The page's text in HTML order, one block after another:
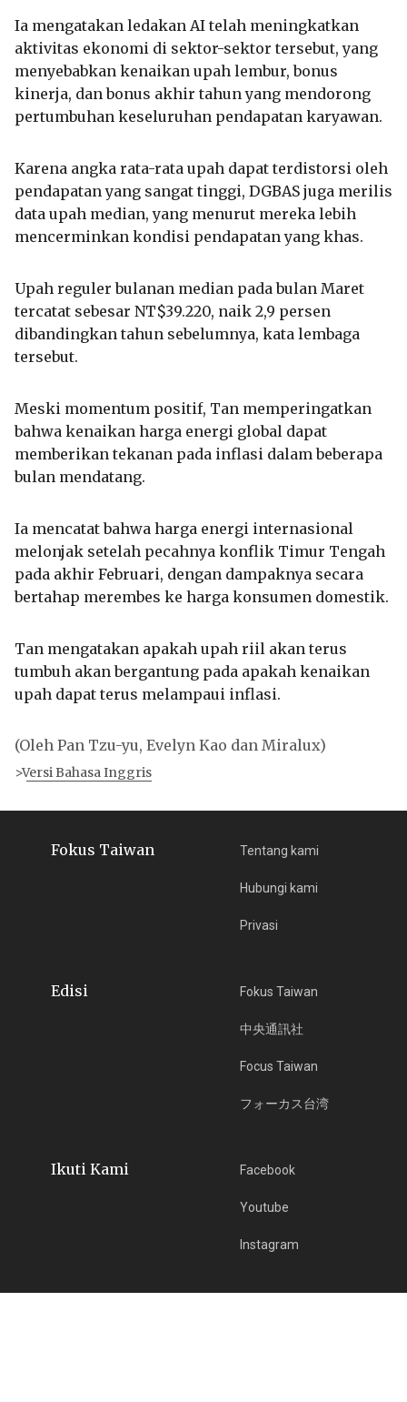
Ia mengatakan ledakan AI telah meningkatkan
aktivitas ekonomi di sektor-sektor tersebut, yang
menyebabkan kenaikan upah lembur, bonus
kinerja, dan bonus akhir tahun yang mendorong
pertumbuhan keseluruhan pendapatan karyawan.
Karena angka rata-rata upah dapat terdistorsi oleh
pendapatan yang sangat tinggi, DGBAS juga merilis
data upah median, yang menurut mereka lebih
mencerminkan kondisi pendapatan yang khas.
Upah reguler bulanan median pada bulan Maret
tercatat sebesar NT$39.220, naik 2,9 persen
dibandingkan tahun sebelumnya, kata lembaga
tersebut.
Meski momentum positif, Tan memperingatkan
bahwa kenaikan harga energi global dapat
memberikan tekanan pada inflasi dalam beberapa
bulan mendatang.
Ia mencatat bahwa harga energi internasional
melonjak setelah pecahnya konflik Timur Tengah
pada akhir Februari, dengan dampaknya secara
bertahap merembes ke harga konsumen domestik.
Tan mengatakan apakah upah riil akan terus
tumbuh akan bergantung pada apakah kenaikan
upah dapat terus melampaui inflasi.
(Oleh Pan Tzu-yu, Evelyn Kao dan Miralux)
>Versi Bahasa Inggris
Fokus Taiwan Tentang kami
Hubungi kami
Privasi
Edisi Fokus Taiwan
中央通訊社
Focus Taiwan
フォーカス台湾
Ikuti Kami Facebook
Youtube
Instagram